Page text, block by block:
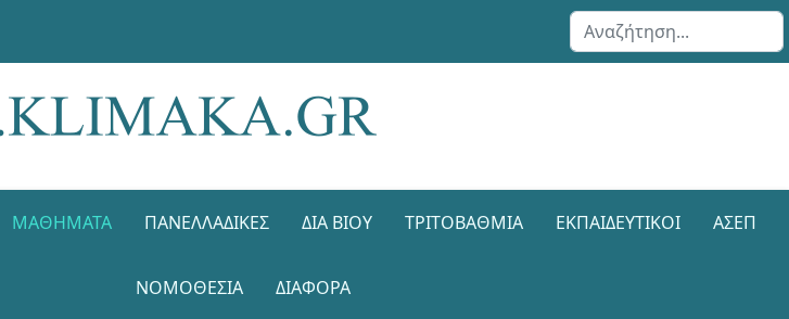
Αναζήτηση...
ΜΑΘΉΜΑΤΑ ΠΑΝΕΛΛΑΔΙΚΈΣ ΔΙΑ ΒΊΟΥ ΤΡΙΤΟΒΆΘΜΙΑ ΕΚΠΑΙΔΕΥΤΙΚΟΊ ΑΣΕΠ
ΝΟΜΟΘΕΣΊΑ ΔΙΑΦΟΡΑ